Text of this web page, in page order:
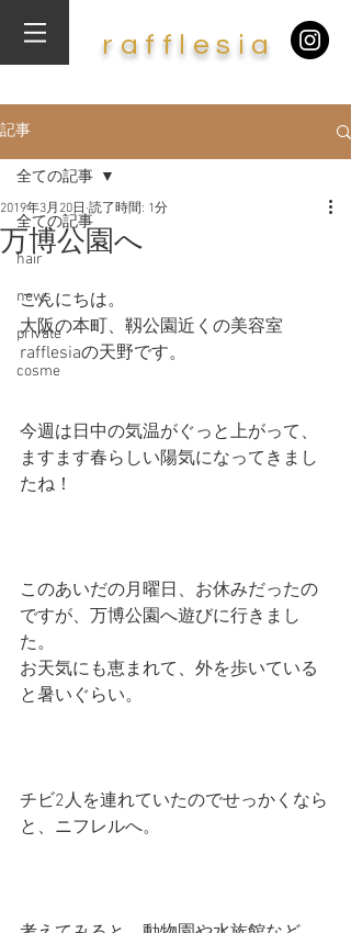
​r af f lesia
記事
全ての記事
hair
news
private
cosme
全ての記事
万博公園へ
2019年3月20日 読了時間: 1分
こんにちは。
大阪の本町、靱公園近くの美容室
rafflesiaの天野です。
今週は日中の気温がぐっと上がって、
ますます春らしい陽気になってきまし
たね！
このあいだの月曜日、お休みだったの
ですが、万博公園へ遊びに行きまし
た。
お天気にも恵まれて、外を歩いている
と暑いぐらい。
チビ2人を連れていたのでせっかくなら
と、ニフレルへ。